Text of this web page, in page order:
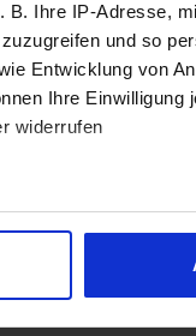
Ihre IP-Adresse,
und so
Entwicklung von
Ihre Einwilligung
widerrufen
Meter genau
und legen Sie Ihre
gerne bei uns auf